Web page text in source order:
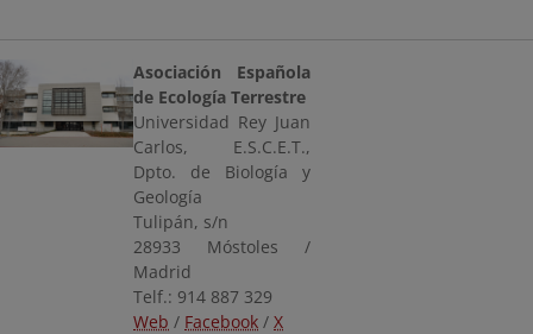
Asociación Española
de Ecología Terrestre
Universidad Rey Juan
Carlos, E.S.C.E.T.,
Dpto. de Biología y
Geología
Tulipán, s/n
28933 Móstoles /
Madrid
Telf.: 914 887 329
Web / Facebook / X